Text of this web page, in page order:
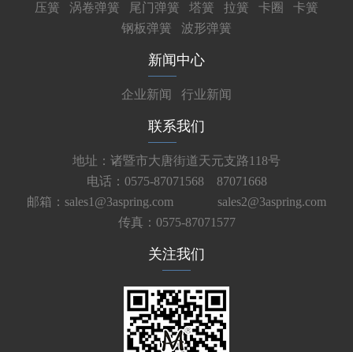
压簧
涡卷弹簧 尾门弹簧 塔簧 拉簧 卡圈
卡簧
钢板弹簧
波形弹簧
新闻中心
企业新闻 行业新闻
联系我们
地址：诸暨市大唐街道天元支路118号
电话：0575-87071568 87071668
邮箱：sales1@3aspring.com
sales2@3aspring.com
传真：0575-87071577
关注我们